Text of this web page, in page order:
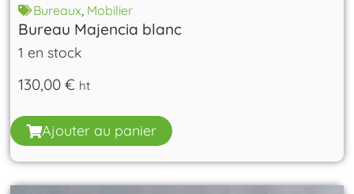
Bureaux, Mobilier
Bureau Majencia blanc
1 en stock
130,00€ ht
Ajouter au panier